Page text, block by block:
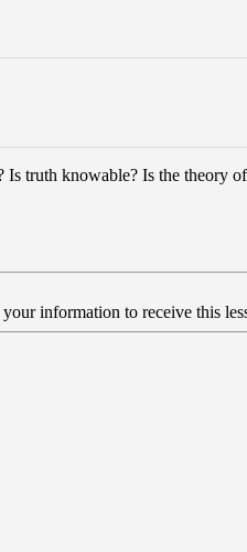
truth knowable? Is the theory
information to receive this